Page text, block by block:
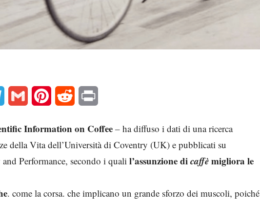
Telegram Gmail Pinterest Reddit
Information on Coffee– ha diffuso i dati di una ricerca
della Vita dell’Università di Coventry (UK) e pubblicati su
Performance, secondo i quali l’assunzione dicaffèmigliora le
. come la corsa. che implicano un grande sforzo dei muscoli, poiché